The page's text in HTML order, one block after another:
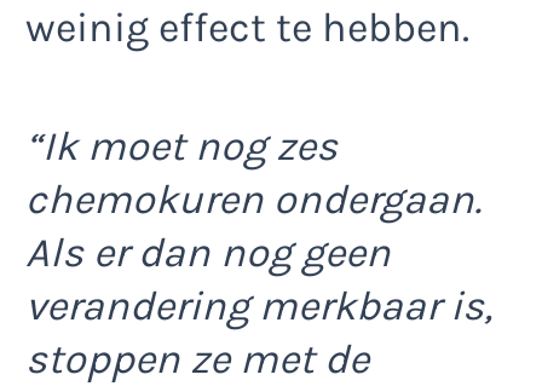
weinig effect te hebben.
“Ik moet nog zes
chemokuren ondergaan.
Als er dan nog geen
verandering merkbaar is,
stoppen ze met de